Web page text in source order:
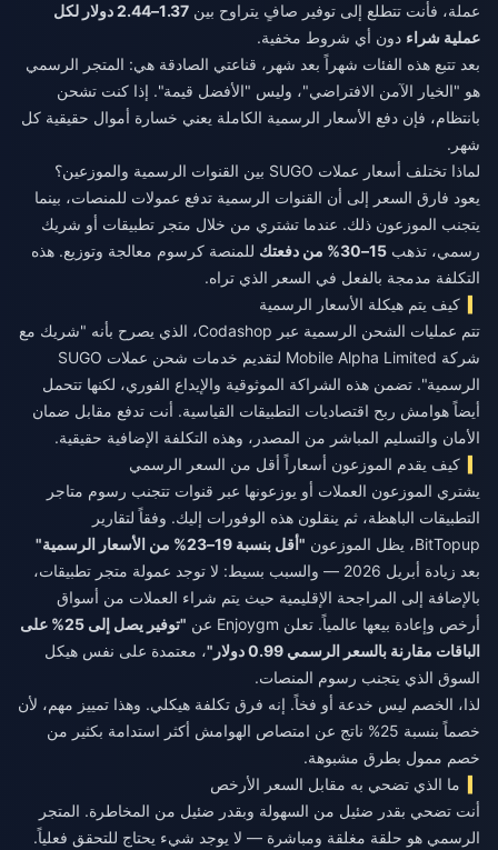
عملة، فأنت تتطلع إلى توفير صافٍ يتراوح بين
1.37–2.44 دولار لكل
عملية شراء دون أي شروط مخفية.
بعد تتبع هذه الفئات شهراً بعد شهر، قناعتي الصادقة هي: المتجر الرسمي
هو "الخيار الآمن الافتراضي"، وليس "الأفضل قيمة". إذا كنت تشحن
بانتظام، فإن دفع الأسعار الرسمية الكاملة يعني خسارة أموال حقيقية كل
شهر.
لماذا تختلف أسعار عملات SUGO بين القنوات الرسمية والموزعين؟
يعود فارق السعر إلى أن القنوات الرسمية تدفع عمولات للمنصات، بينما
يتجنب الموزعون ذلك. عندما تشتري من خلال متجر تطبيقات أو شريك
رسمي، تذهب 15–30% من دفعتك
للمنصة كرسوم معالجة وتوزيع. هذه
التكلفة مدمجة بالفعل في السعر الذي تراه.
كيف يتم هيكلة الأسعار الرسمية
تتم عمليات الشحن الرسمية عبر Codashop، الذي يصرح بأنه "شريك مع
شركة Mobile Alpha Limited لتقديم خدمات شحن عملات SUGO
الرسمية". تضمن هذه الشراكة الموثوقية والإيداع الفوري، لكنها تتحمل
أيضاً هوامش ربح اقتصاديات التطبيقات القياسية. أنت تدفع مقابل ضمان
الأمان والتسليم المباشر من المصدر، وهذه التكلفة الإضافية حقيقية.
كيف يقدم الموزعون أسعاراً أقل من السعر الرسمي
يشتري الموزعون العملات أو يوزعونها عبر قنوات تتجنب رسوم متاجر
التطبيقات الباهظة، ثم ينقلون هذه الوفورات إليك. وفقاً لتقارير
BitTopup، يظل الموزعون
"أقل بنسبة 19–23% من الأسعار الرسمية"
بعد زيادة أبريل 2026 — والسبب بسيط: لا توجد عمولة متجر تطبيقات،
بالإضافة إلى المراجحة الإقليمية حيث يتم شراء العملات من أسواق
أرخص وإعادة بيعها عالمياً. تعلن Enjoygm عن
"توفير يصل إلى 25% على
الباقات مقارنة بالسعر الرسمي 0.99 دولار"
، معتمدة على نفس هيكل
السوق الذي يتجنب رسوم المنصات.
لذا، الخصم ليس خدعة أو فخاً. إنه فرق تكلفة هيكلي. وهذا تمييز مهم، لأن
خصماً بنسبة 25% ناتج عن امتصاص الهوامش أكثر استدامة بكثير من
خصم ممول بطرق مشبوهة.
ما الذي تضحي به مقابل السعر الأرخص
أنت تضحي بقدر ضئيل من السهولة وبقدر ضئيل من المخاطرة. المتجر
الرسمي هو حلقة مغلقة ومباشرة — لا يوجد شيء يحتاج للتحقق فعلياً.